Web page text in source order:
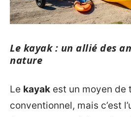
Le kayak : un allié des
nature
Le kayak est un moyen de
conventionnel, mais c’est